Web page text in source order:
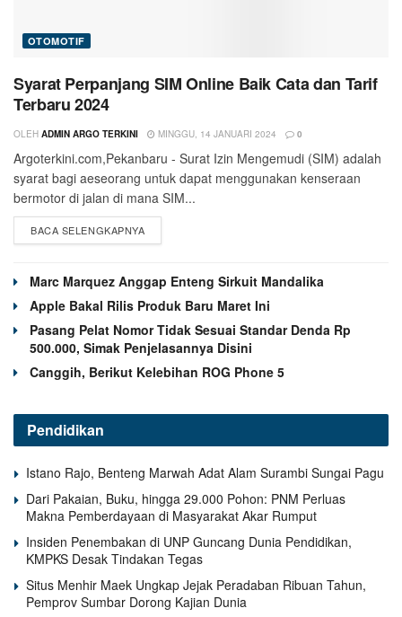
OTOMOTIF
Syarat Perpanjang SIM Online Baik Cata dan Tarif
Terbaru 2024
OLEH ADMIN ARGO TERKINI MINGGU, 14 JANUARI 2024 0
Argoterkini.com,Pekanbaru - Surat Izin Mengemudi (SIM) adalah
syarat bagi aeseorang untuk dapat menggunakan kenseraan
bermotor di jalan di mana SIM...
BACA SELENGKAPNYA
Marc Marquez Anggap Enteng Sirkuit Mandalika
Apple Bakal Rilis Produk Baru Maret Ini
Pasang Pelat Nomor Tidak Sesuai Standar Denda Rp
500.000, Simak Penjelasannya Disini
Canggih, Berikut Kelebihan ROG Phone 5
Pendidikan
Istano Rajo, Benteng Marwah Adat Alam Surambi Sungai Pagu
Dari Pakaian, Buku, hingga 29.000 Pohon: PNM Perluas
Makna Pemberdayaan di Masyarakat Akar Rumput
Insiden Penembakan di UNP Guncang Dunia Pendidikan,
KMPKS Desak Tindakan Tegas
Situs Menhir Maek Ungkap Jejak Peradaban Ribuan Tahun,
Pemprov Sumbar Dorong Kajian Dunia